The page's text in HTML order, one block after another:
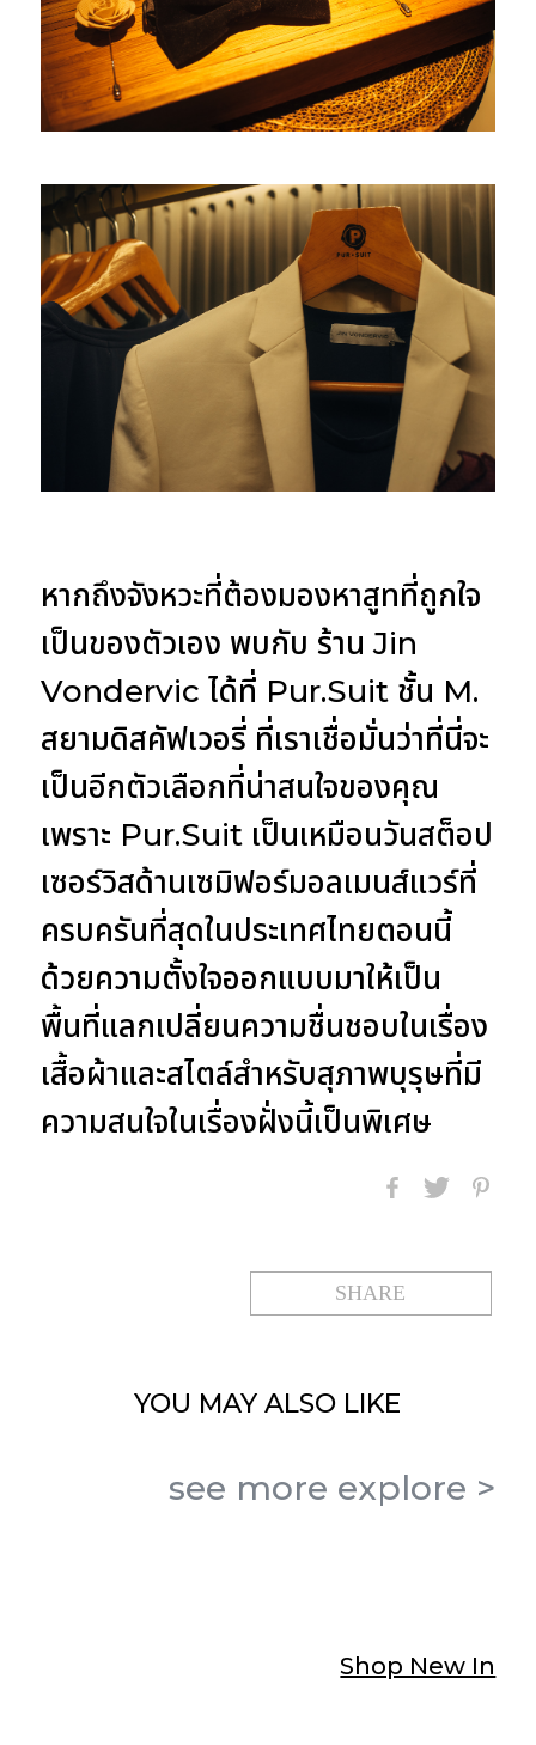
หากถึงจังหวะที่ต้องมองหาสูทที่ถูกใจ
เป็นของตัวเอง พบกับ ร้าน Jin
Vondervic ได้ที่ Pur.Suit ชั้น M.
สยามดิสคัฟเวอรี่ที่เราเชื่อมั่นว่าที่นี่จะ
เป็นอีกตัวเลือกที่น่าสนใจของคุณ
เพราะ Pur.Suit เป็นเหมือนวันสต็อป
เซอร์วิสด้านเซมิฟอร์มอลเมนส์แวร์ที่
ครบครันที่สุดในประเทศไทยตอนนี้
ด้วยความตั้งใจออกแบบมาให้เป็น
พื้นที่แลกเปลี่ยนความชื่นชอบในเรื่อง
เสื้อผ้าและสไตล์สำหรับสุภาพบุรุษที่มี
ความสนใจในเรื่องฝั่งนี้เป็นพิเศษ
SHARE
YOU MAYALSO LIKE
see more explore >
Shop New In